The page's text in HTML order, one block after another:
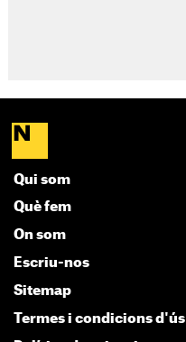
Qui som
Què fem
On som
Escriu-nos
Sitemap
Termes i condicions d'ús